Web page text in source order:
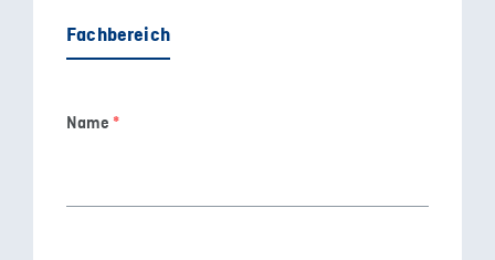
Fachbereich
Name *